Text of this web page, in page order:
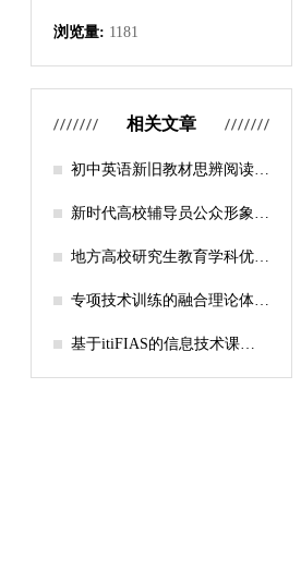
浏览量: 1181
相关文章
初中英语新旧教材思辨阅读任
新时代高校辅导员公众形象塑
地方高校研究生教育学科优化
径探析
专项技术训练的融合理论体系
基于itiFIAS的信息技术课堂